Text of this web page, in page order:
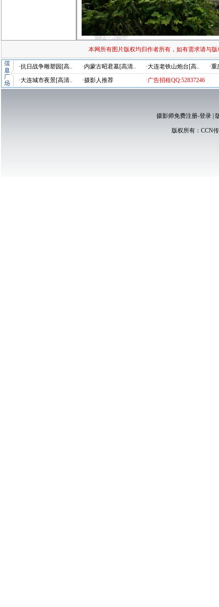
本网所有图片版权均归作者所有，如有需求请与
·抗日战争雕塑园[高.. ·内蒙古昭君墓[高清.. ·大连老铁山炮台[高..
·
·大连城市夜景[高清..
·摄影人推荐 ·广告招租QQ:52837246
摄影师免费注册-登录|
版权所有： CCN